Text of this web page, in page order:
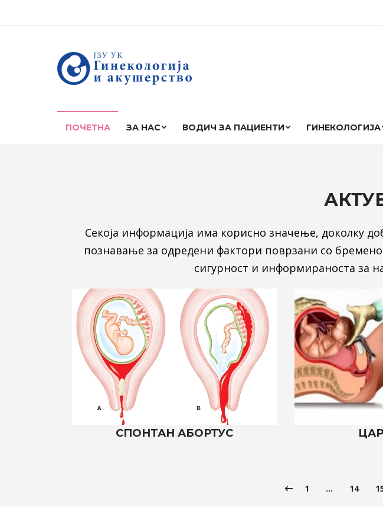
ПОЧЕТНА ЗА НАС ВОДИЧ ЗА ПАЦИЕНТИ ГИНЕКОЛОГИЈА
Секоја информација има корисно значење, доколку
познавање за одредени фактори поврзани со
сигурност и информираноста за
СПОНТАН АБОРТУС
1 … 14